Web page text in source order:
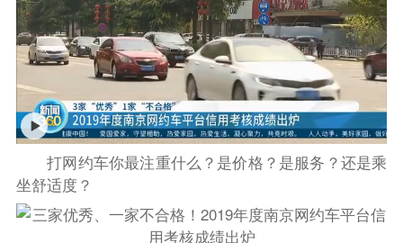
打网约车你最注重什么？是价格？是服务？还是乘
坐舒适度？